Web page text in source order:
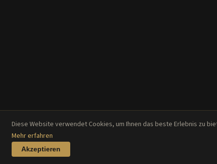
Diese Website verwendet Cookies, um Ihnen das beste Erlebnis zu
Mehr erfahren
Akzeptieren